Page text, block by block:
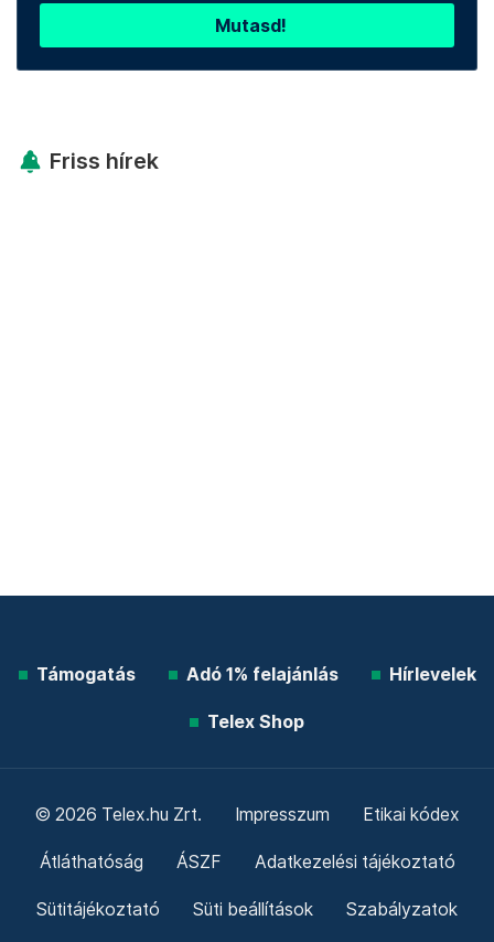
Mutasd!
Friss hírek
Támogatás Adó 1% felajánlás Hírlevelek
Telex Shop
© 2026 Telex.hu Zrt. Impresszum Etikai kódex
Átláthatóság ÁSZF Adatkezelési tájékoztató
Sütitájékoztató Süti beállítások Szabályzatok